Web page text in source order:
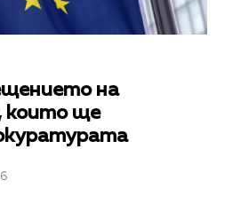
на
които ще